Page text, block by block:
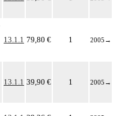
13.1.1 79,80 € 1 2005 →
13.1.1 39,90 € 1 2005 →